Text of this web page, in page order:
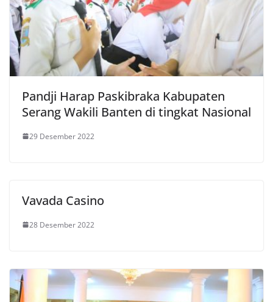
Pandji Harap Paskibraka Kabupaten
Serang Wakili Banten di tingkat Nasional
29 Desember 2022
Vavada Casino
28 Desember 2022